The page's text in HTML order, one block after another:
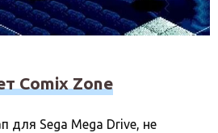
Comix Zone
для Sega Mega Drive, не